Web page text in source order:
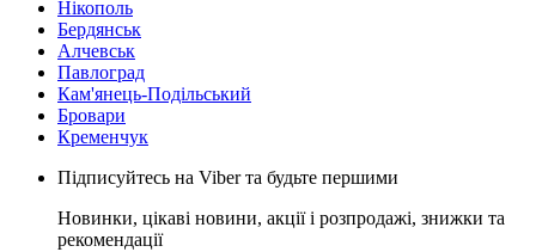
Нікополь
Бердянськ
Алчевськ
Павлоград
Кам'янець-Подільський
Бровари
Кременчук
Підписуйтесь на Viber та будьте першими
Новинки, цікаві новини, акції і розпродажі, знижки та
рекомендації